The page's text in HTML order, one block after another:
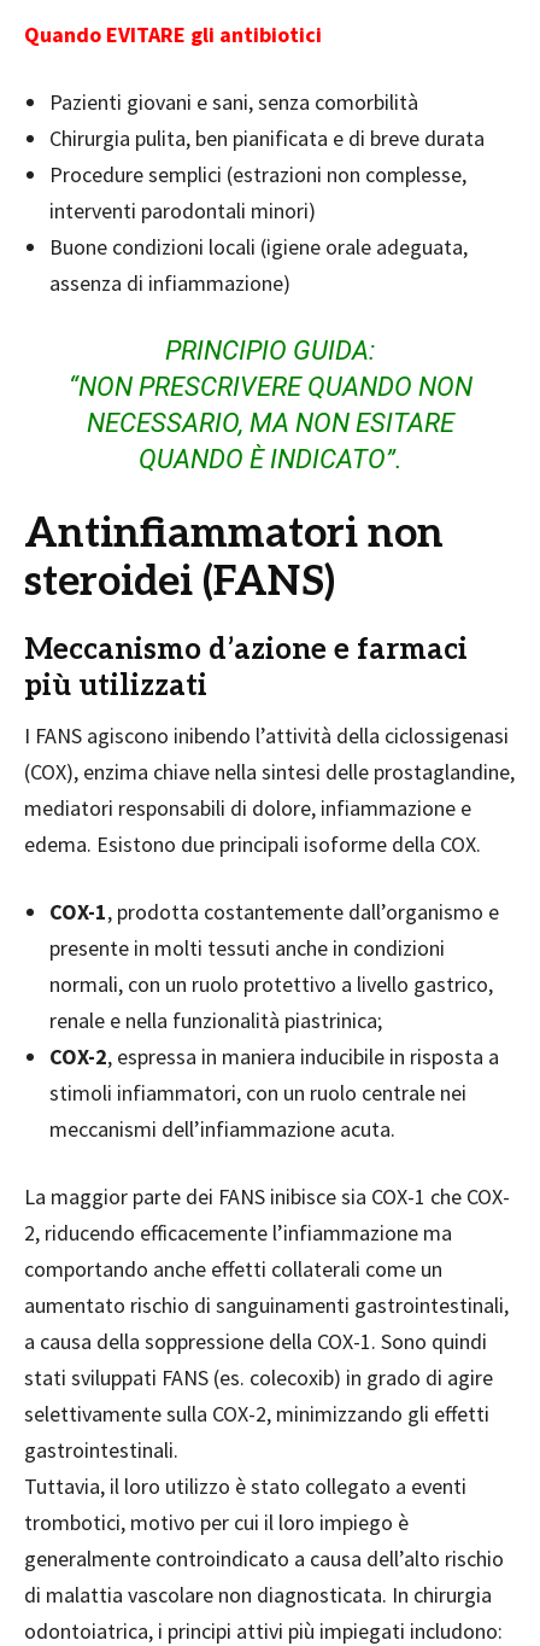
Quando EVITARE gli antibiotici
Pazienti giovani e sani, senza comorbilità
Chirurgia pulita, ben pianificata e di breve durata
Procedure semplici (estrazioni non complesse,
interventi parodontali minori)
Buone condizioni locali (igiene orale adeguata,
assenza di infiammazione)
PRINCIPIO GUIDA:
“NON PRESCRIVERE QUANDO NON
NECESSARIO, MA NON ESITARE
QUANDO È INDICATO”.
Antinfiammatori non
steroidei (FANS)
Meccanismo d’azione e farmaci
più utilizzati
I FANS agiscono inibendo l’attività della ciclossigenasi
(COX), enzima chiave nella sintesi delle prostaglandine,
mediatori responsabili di dolore, infiammazione e
edema. Esistono due principali isoforme della COX.
COX-1, prodotta costantemente dall’organismo e
presente in molti tessuti anche in condizioni
normali, con un ruolo protettivo a livello gastrico,
renale e nella funzionalità piastrinica;
COX-2, espressa in maniera inducibile in risposta a
stimoli infiammatori, con un ruolo centrale nei
meccanismi dell’infiammazione acuta.
La maggior parte dei FANS inibisce sia COX-1 che COX-
2, riducendo efficacemente l’infiammazione ma
comportando anche effetti collaterali come un
aumentato rischio di sanguinamenti gastrointestinali,
a causa della soppressione della COX-1. Sono quindi
stati sviluppati FANS (es. colecoxib) in grado di agire
selettivamente sulla COX-2, minimizzando gli effetti
gastrointestinali.
Tuttavia, il loro utilizzo è stato collegato a eventi
trombotici, motivo per cui il loro impiego è
generalmente controindicato a causa dell’alto rischio
di malattia vascolare non diagnosticata. In chirurgia
odontoiatrica, i principi attivi più impiegati includono: